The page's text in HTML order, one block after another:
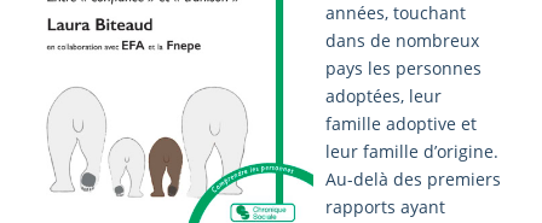
années, touchant
dans de nombreux
pays les personnes
adoptées, leur
famille adoptive et
leur famille d’origine.
Au-delà des premiers
rapports ayant